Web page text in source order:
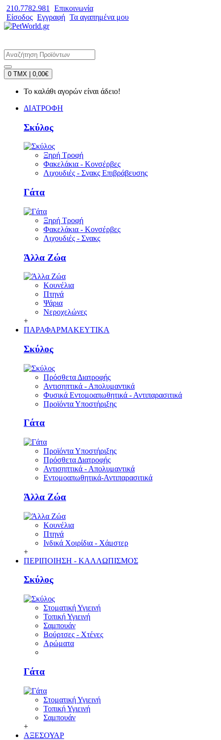
210.7782.981
Επικοινωνία
Είσοδος Εγγραφή Τα αγαπημένα μου
0 TMX | 0,00€
Το καλάθι αγορών είναι άδειο!
ΔΙΑΤΡΟΦΗ
Σκύλος
Ξηρή Τροφή
Φακελάκια - Κονσέρβες
Λιχουδιές - Σνακς Επιβράβευσης
Γάτα
Ξηρή Τροφή
Φακελάκια - Κονσέρβες
Λιχουδιές - Σνακς
Άλλα Ζώα
Κουνέλια
Πτηνά
Ψάρια
Νεροχελώνες
+
ΠΑΡΑΦΑΡΜΑΚΕΥΤΙΚΑ
Σκύλος
Πρόσθετα Διατροφής
Αντισηπτικά - Απολυμαντικά
Φυσικά Εντομοαπωθητικά - Αντιπαρασιτικά
Προϊόντα Υποστήριξης
Γάτα
Προϊόντα Υποστήριξης
Πρόσθετα Διατροφής
Αντισηπτικά - Απολυμαντικά
Εντομοαπωθητικά-Αντιπαρασιτικά
Άλλα Ζώα
Κουνέλια
Πτηνά
Ινδικά Χοιρίδια - Χάμστερ
+
ΠΕΡΙΠΟΙΗΣΗ - ΚΑΛΛΩΠΙΣΜΟΣ
Σκύλος
Στοματική Υγιεινή
Τοπική Υγιεινή
Σαμπουάν
Βούρτσες - Χτένες
Αρώματα
Γάτα
Στοματική Υγιεινή
Τοπική Υγιεινή
Σαμπουάν
+
ΑΞΕΣΟΥΑΡ